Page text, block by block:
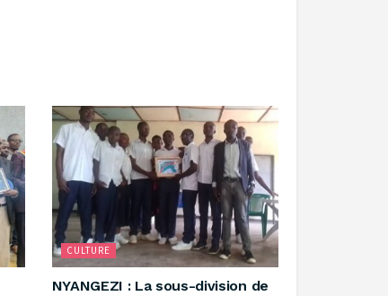
CULTURE
NYANGEZI : La sous-division de